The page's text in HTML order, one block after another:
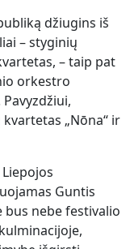
džiugins iš
– styginių
– taip pat
orkestro
„Nōna“ ir
Guntis
bus nebe festivalio